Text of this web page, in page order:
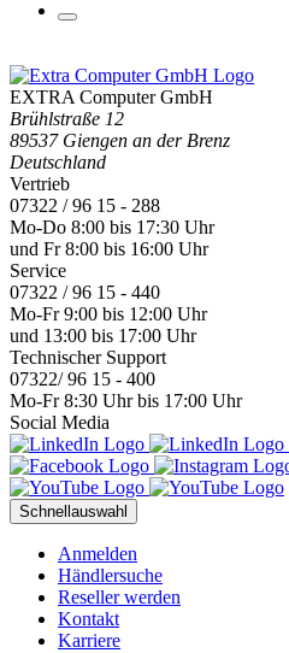
EXTRA Computer GmbH
Brühlstraße 12
89537 Giengen an der Brenz
Deutschland
Vertrieb
07322 / 96 15 - 288
Mo-Do 8:00 bis 17:30 Uhr
und Fr 8:00 bis 16:00 Uhr
Service
07322 / 96 15 - 440
Mo-Fr 9:00 bis 12:00 Uhr
und 13:00 bis 17:00 Uhr
Technischer Support
07322/ 96 15 - 400
Mo-Fr 8:30 Uhr bis 17:00 Uhr
Social Media
Schnellauswahl
Anmelden
Händlersuche
Reseller werden
Kontakt
Karriere